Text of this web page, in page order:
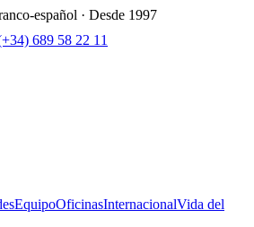
español · Desde 1997
689 58 22 11
EquipoOficinasInternacionalVida del